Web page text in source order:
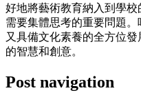
好地將藝術教育納入到學
需要集體思考的重要問題
又具備文化素養的全方位
的智慧和創意。
Post navigation